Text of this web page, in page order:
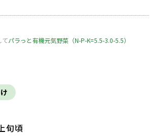
てパラっと有機元気野菜（N-P-K=5.5-3.0-5.5）
旬頃